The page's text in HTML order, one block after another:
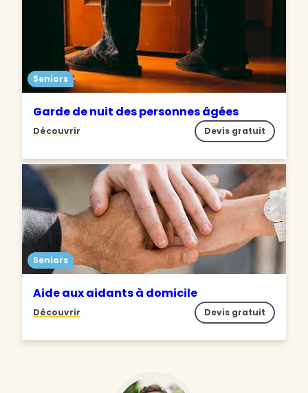
Seniors
Garde de nuit des personnes âgées
Découvrir Devis gratuit
Seniors
Aide aux aidants à domicile
Découvrir Devis gratuit